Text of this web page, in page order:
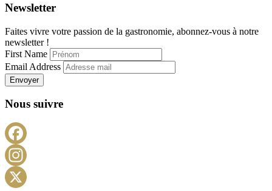
Newsletter
Faites vivre votre passion de la gastronomie, abonnez-vous à notre
newsletter !
First Name
Email Address
Envoyer
Nous suivre